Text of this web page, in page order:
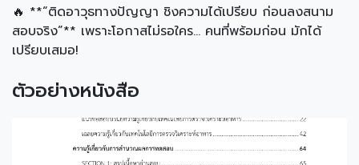
🔥 **“ติดอาวุธทางปัญญา ชิงความได้เปรียบ ก่อนลงสนาม
สอบจริง”** เพราะโอกาสไม่รอใคร… คนที่พร้อมก่อน มักได้
เปรียบเสมอ!
ตัวอย่างหนังสือ